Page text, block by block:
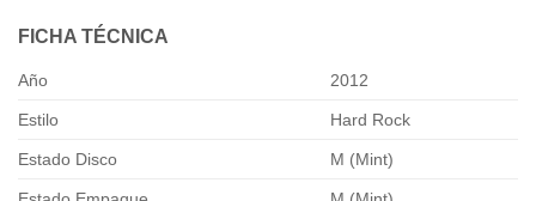
FICHA TÉCNICA
Año 2012
Estilo Hard Rock
Estado Disco M (Mint)